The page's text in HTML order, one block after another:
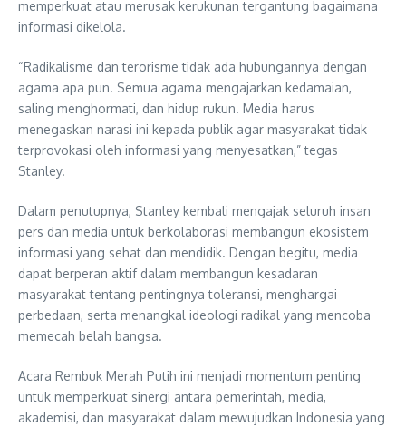
memperkuat atau merusak kerukunan tergantung bagaimana
informasi dikelola.
“Radikalisme dan terorisme tidak ada hubungannya dengan
agama apa pun. Semua agama mengajarkan kedamaian,
saling menghormati, dan hidup rukun. Media harus
menegaskan narasi ini kepada publik agar masyarakat tidak
terprovokasi oleh informasi yang menyesatkan,” tegas
Stanley.
Dalam penutupnya, Stanley kembali mengajak seluruh insan
pers dan media untuk berkolaborasi membangun ekosistem
informasi yang sehat dan mendidik. Dengan begitu, media
dapat berperan aktif dalam membangun kesadaran
masyarakat tentang pentingnya toleransi, menghargai
perbedaan, serta menangkal ideologi radikal yang mencoba
memecah belah bangsa.
Acara Rembuk Merah Putih ini menjadi momentum penting
untuk memperkuat sinergi antara pemerintah, media,
akademisi, dan masyarakat dalam mewujudkan Indonesia yang